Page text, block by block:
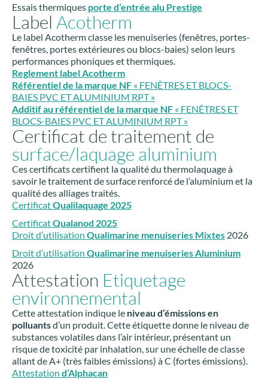
Essais thermiques porte d’entrée alu Prestige
Label Acotherm
Le label Acotherm classe les menuiseries (fenêtres, portes-
fenêtres, portes extérieures ou blocs-baies) selon leurs
performances phoniques et thermiques.
Reglement label Acotherm
Référentiel de la marque NF « FENÊTRES ET BLOCS-
BAIES PVC ET ALUMINIUM RPT »
Additif au référentiel de la marque NF « FENÊTRES ET
BLOCS-BAIES PVC ET ALUMINIUM RPT »
Certificat de traitement de
surface/laquage aluminium
Ces certificats certifient la qualité du thermolaquage à
savoir le traitement de surface renforcé de l’aluminium et la
qualité des alliages traités.
CertificatQualilaquage 2025
CertificatQualanod 2025
Droit d’utilisation Qualimarine menuiseries Mixtes 2026
Droit d’utilisation Qualimarine menuiseries Aluminium
2026
Attestation Etiquetage
environnemental
Cette attestation indique le niveau d’émissions en
polluantsd’un produit. Cette étiquette donne le niveau de
substances volatiles dans l’air intérieur, présentant un
risque de toxicité par inhalation, sur une échelle de classe
allant de A+ (très faibles émissions) à C (fortes émissions).
Attestation d’Alphacan